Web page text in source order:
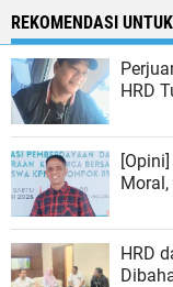
REKOMENDASI
HRD
HRD